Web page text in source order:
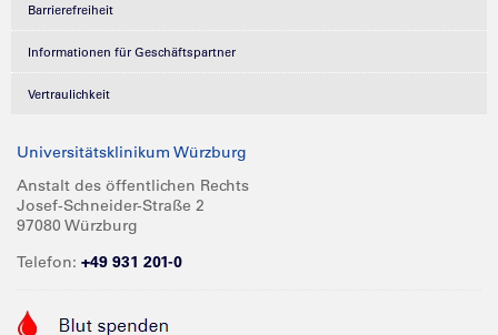
Barrierefreiheit
Informationen für Geschäftspartner
Vertraulichkeit
Universitätsklinikum Würzburg
Anstalt des öffentlichen Rechts
Josef-Schneider-Straße 2
97080 Würzburg
Telefon: +49 931 201-0